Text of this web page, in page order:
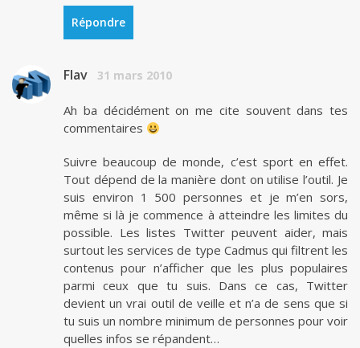
Répondre
Flav 31 mars 2010
Ah ba décidément on me cite souvent dans tes
commentaires
Suivre beaucoup de monde, c’est sport en effet.
Tout dépend de la manière dont on utilise l’outil. Je
suis environ 1 500 personnes et je m’en sors,
même si là je commence à atteindre les limites du
possible. Les listes Twitter peuvent aider, mais
surtout les services de type Cadmus qui filtrent les
contenus pour n’afficher que les plus populaires
parmi ceux que tu suis. Dans ce cas, Twitter
devient un vrai outil de veille et n’a de sens que si
tu suis un nombre minimum de personnes pour voir
quelles infos se répandent…